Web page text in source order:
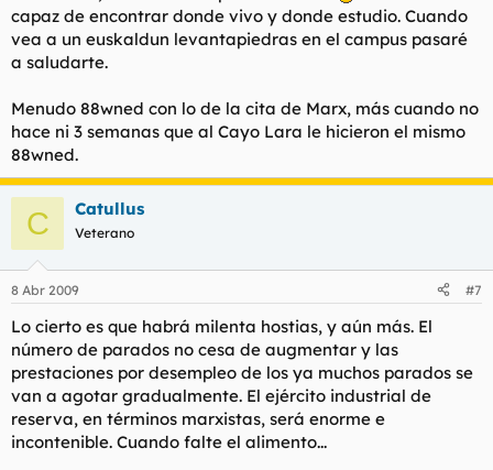
capaz de encontrar donde vivo y donde estudio. Cuando
vea a un euskaldun levantapiedras en el campus pasaré
a saludarte.
Menudo 88wned con lo de la cita de Marx, más cuando no
hace ni 3 semanas que al Cayo Lara le hicieron el mismo
88wned.
C Catullus
Veterano
8 Abr 2009 #7
Lo cierto es que habrá milenta hostias, y aún más. El
número de parados no cesa de augmentar y las
prestaciones por desempleo de los ya muchos parados se
van a agotar gradualmente. El ejército industrial de
reserva, en términos marxistas, será enorme e
incontenible. Cuando falte el alimento...